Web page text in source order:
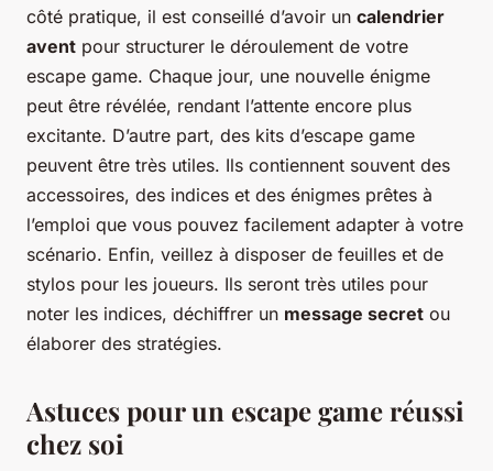
côté pratique, il est conseillé d’avoir un calendrier
avent pour structurer le déroulement de votre
escape game. Chaque jour, une nouvelle énigme
peut être révélée, rendant l’attente encore plus
excitante. D’autre part, des kits d’escape game
peuvent être très utiles. Ils contiennent souvent des
accessoires, des indices et des énigmes prêtes à
l’emploi que vous pouvez facilement adapter à votre
scénario. Enfin, veillez à disposer de feuilles et de
stylos pour les joueurs. Ils seront très utiles pour
noter les indices, déchiffrer un message secret ou
élaborer des stratégies.
Astuces pour un escape game réussi
chez soi